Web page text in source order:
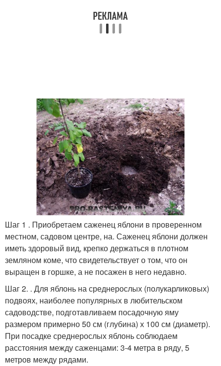
Шаг 1 . Приобретаем саженец яблони в проверенном
местном, садовом центре, на. Саженец яблони должен
иметь здоровый вид, крепко держаться в плотном
земляном коме, что свидетельствует о том, что он
выращен в горшке, а не посажен в него недавно.
Шаг 2. . Для яблонь на среднерослых (полукарликовых)
подвоях, наиболее популярных в любительском
садоводстве, подготавливаем посадочную яму
размером примерно 50 см (глубина) х 100 см (диаметр).
При посадке среднерослых яблонь соблюдаем
расстояния между саженцами: 3-4 метра в ряду, 5
метров между рядами.